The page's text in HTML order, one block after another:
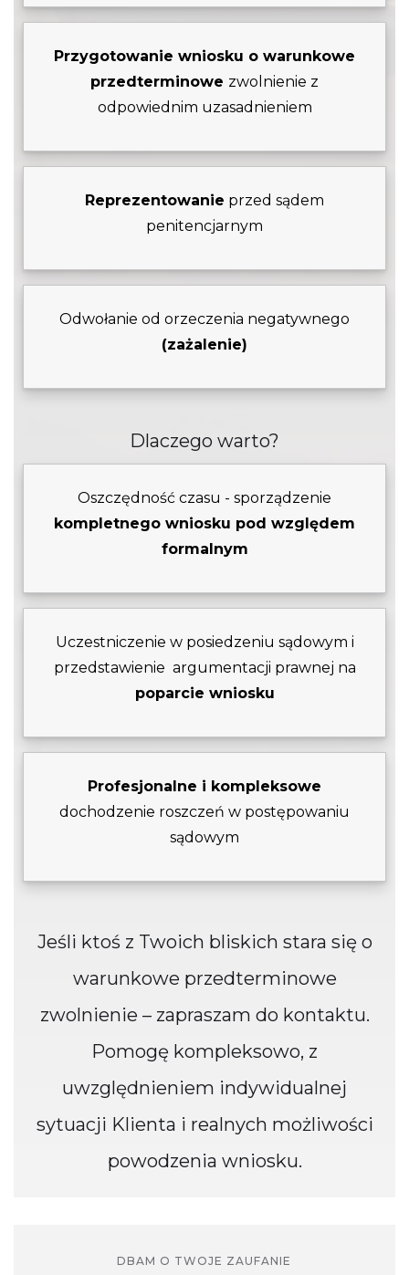
Przygotowanie wniosku o warunkowe
przedterminowe zwolnienie z
odpowiednim uzasadnieniem
Reprezentowanie przed sądem
penitencjarnym
Odwołanie od orzeczenia negatywnego
(zażalenie)
Dlaczego warto?
Oszczędność czasu - sporządzenie
kompletnego wniosku pod względem
formalnym
Uczestniczenie w posiedzeniu sądowym i
przedstawienie argumentacji prawnej na
poparcie wniosku
Profesjonalne i kompleksowe
dochodzenie roszczeń w postępowaniu
sądowym
Jeśli ktoś z Twoich bliskich stara się o
warunkowe przedterminowe
zwolnienie – zapraszam do kontaktu.
Pomogę kompleksowo, z
uwzględnieniem indywidualnej
sytuacji Klienta i realnych możliwości
powodzenia wniosku.
DBAM O TWOJE ZAUFANIE